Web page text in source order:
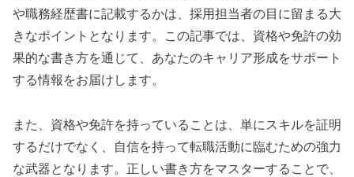
や職務経歴書に記載するかは、採用担当者の目に留まる大
きなポイントとなります。この記事では、資格や免許の効
果的な書き方を通じて、あなたのキャリア形成をサポート
する情報をお届けします。
また、資格や免許を持っていることは、単にスキルを証明
するだけでなく、自信を持って転職活動に臨むための強力
な武器となります。正しい書き方をマスターすることで、